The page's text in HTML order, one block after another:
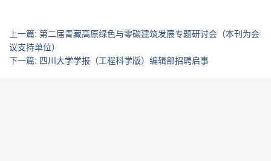
上一篇: 第二届青藏高原绿色与零碳建筑发展专题研讨会（本刊为会
议支持单位）
下一篇: 四川大学学报（工程科学版）编辑部招聘启事